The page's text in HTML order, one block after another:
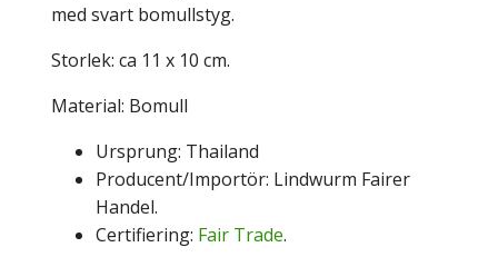
med svart bomullstyg.
Storlek: ca 11 x 10 cm.
Material: Bomull
Ursprung: Thailand
Producent/Importör: Lindwurm Fairer
Handel.
Certifiering: Fair Trade.